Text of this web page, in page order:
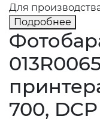
Для
Подробнее
700,